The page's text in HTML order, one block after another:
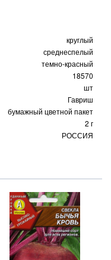
круглый
среднеспелый
темно-красный
18570
шт
Гавриш
бумажный цветной пакет
2 г
РОССИЯ